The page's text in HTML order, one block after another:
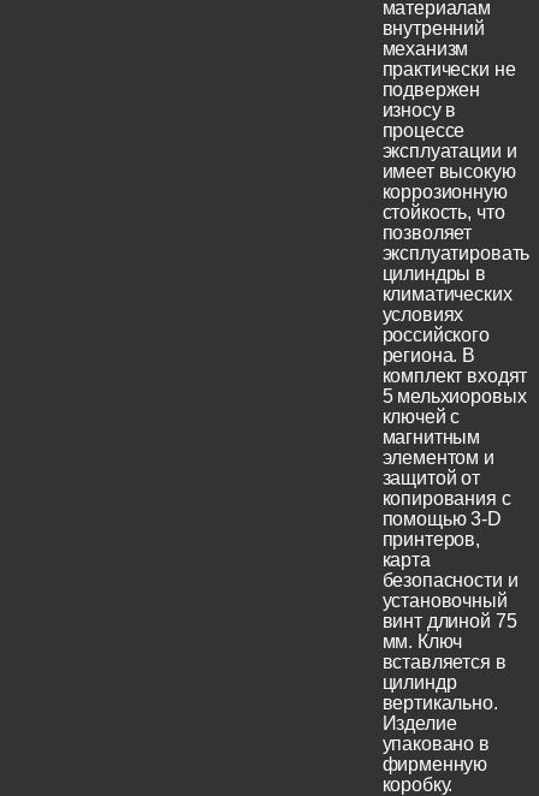
материалам
внутренний
механизм
практически не
подвержен
износу в
процессе
эксплуатации и
имеет высокую
коррозионную
стойкость, что
позволяет
эксплуатировать
цилиндры в
климатических
условиях
российского
региона. В
комплект входят
5 мельхиоровых
ключей с
магнитным
элементом и
защитой от
копирования с
помощью 3-D
принтеров,
карта
безопасности и
установочный
винт длиной 75
мм. Ключ
вставляется в
цилиндр
вертикально.
Изделие
упаковано в
фирменную
коробку.